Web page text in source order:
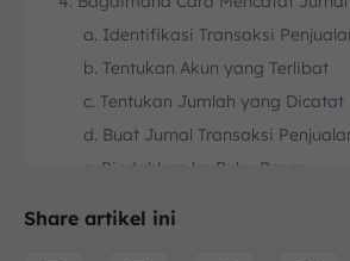
a. Identifikasi Transaksi
b. Tentukan Akun yang Terlibat
c. Tentukan Jumlah yang Dicatat
d. Buat Jurnal Transaksi
e. Pindahkan ke Buku Besar
Share artikel ini